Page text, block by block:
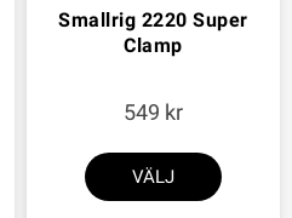
Smallrig 2220 Super
Clamp
549
VÄLJ